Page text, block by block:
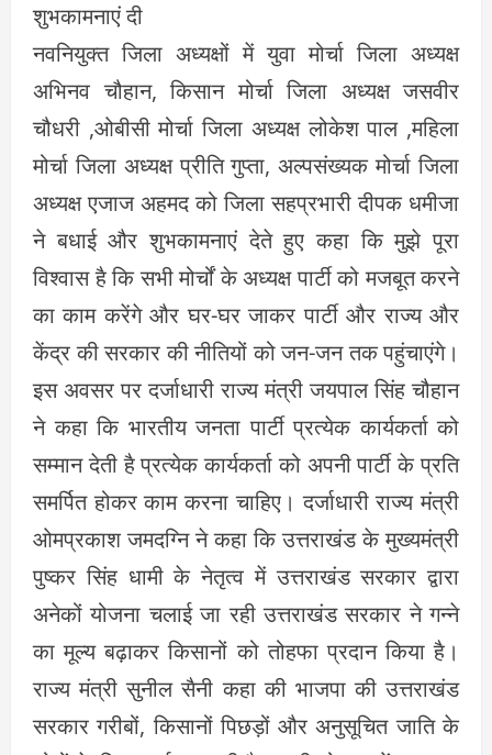
शुभकामनाएं दी
नवनियुक्त जिला अध्यक्षों में युवा मोर्चा जिला अध्यक्ष
अभिनव चौहान, किसान मोर्चा जिला अध्यक्ष जसवीर
चौधरी ,ओबीसी मोर्चा जिला अध्यक्ष लोकेश पाल ,महिला
मोर्चा जिला अध्यक्ष प्रीति गुप्ता, अल्पसंख्यक मोर्चा जिला
अध्यक्ष एजाज अहमद को जिला सहप्रभारी दीपक धमीजा
ने बधाई और शुभकामनाएं देते हुए कहा कि मुझे पूरा
विश्वास है कि सभी मोर्चों के अध्यक्ष पार्टी को मजबूत करने
का काम करेंगे और घर-घर जाकर पार्टी और राज्य और
केंद्र की सरकार की नीतियों को जन-जन तक पहुंचाएंगे।
इस अवसर पर दर्जाधारी राज्य मंत्री जयपाल सिंह चौहान
ने कहा कि भारतीय जनता पार्टी प्रत्येक कार्यकर्ता को
सम्मान देती है प्रत्येक कार्यकर्ता को अपनी पार्टी के प्रति
समर्पित होकर काम करना चाहिए। दर्जाधारी राज्य मंत्री
ओमप्रकाश जमदग्नि ने कहा कि उत्तराखंड के मुख्यमंत्री
पुष्कर सिंह धामी के नेतृत्व में उत्तराखंड सरकार द्वारा
अनेकों योजना चलाई जा रही उत्तराखंड सरकार ने गन्ने
का मूल्य बढ़ाकर किसानों को तोहफा प्रदान किया है।
राज्य मंत्री सुनील सैनी कहा की भाजपा की उत्तराखंड
सरकार गरीबों, किसानों पिछड़ों और अनुसूचित जाति के